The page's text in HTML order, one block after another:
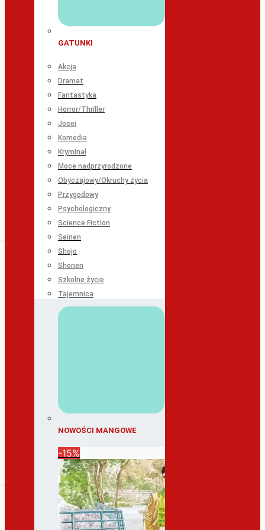
GATUNKI
Akcja
Dramat
Fantastyka
Horror/Thriller
Josei
Komedia
Kryminał
Moce nadprzyrodzone
Obyczajowy/Okruchy życia
Przygodowy
Psychologiczny
Science Fiction
Seinen
Shojo
Shonen
Szkolne życie
Tajemnica
NOWOŚCI MANGOWE
-15%